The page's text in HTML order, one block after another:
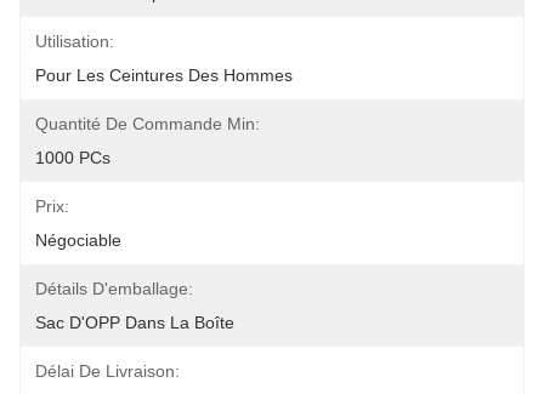
Utilisation:
Pour Les Ceintures Des Hommes
Quantité De Commande Min:
1000 PCs
Prix:
Négociable
Détails D'emballage:
Sac D'OPP Dans La Boîte
Délai De Livraison: